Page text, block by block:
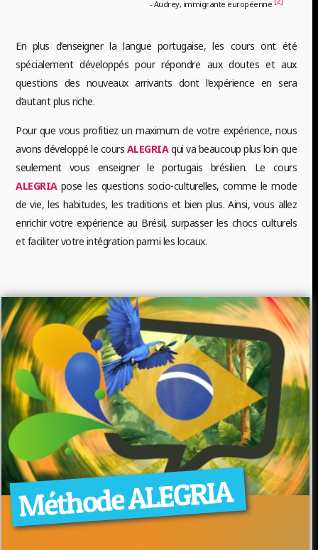
- Audrey, immigrante européenne
En plus d’enseigner la langue portugaise, les cours ont été
spécialement développés pour répondre aux doutes et aux
questions des nouveaux arrivants dont l’expérience en sera
d’autant plus riche.
Pour que vous profitiez un maximum de votre expérience, nous
avons développé le cours ALEGRIAqui va beaucoup plus loin que
seulement vous enseigner le portugais brésilien. Le cours
ALEGRIApose les questions socio-culturelles, comme le mode
de vie, les habitudes, les traditions et bien plus. Ainsi, vous allez
enrichir votre expérience au Brésil, surpasser les chocs culturels
et faciliter votre intégration parmi les locaux.
Méthode ALEGRIA